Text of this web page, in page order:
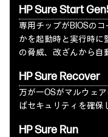
HP Sure Start
専用チップがBIOSの
かを起動時と実行時に
の脅威、改ざんから自
HP Sure Recover
万が一OSがマルウェ
ばセキュリティを確保
HP Sure Run